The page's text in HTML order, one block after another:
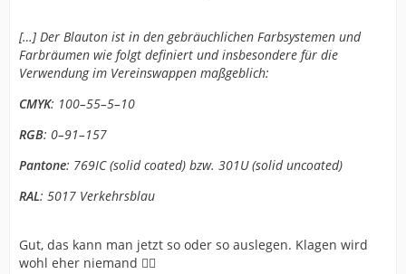
[…] Der Blauton ist in den gebräuchlichen Farbsystemen und
Farbräumen wie folgt definiert und insbesondere für die
Verwendung im Vereinswappen maßgeblich:
CMYK: 100–55–5–10
RGB: 0–91–157
Pantone: 769IC (solid coated) bzw. 301U (solid uncoated)
RAL: 5017 Verkehrsblau
Gut, das kann man jetzt so oder so auslegen. Klagen wird
wohl eher niemand 🤷‍♂️